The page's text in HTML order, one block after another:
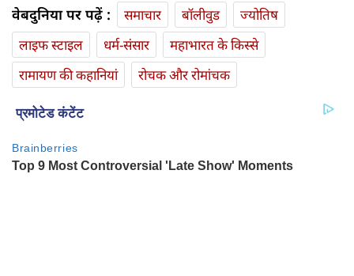
वेबदुनिया पर पढ़ें : समाचार बॉलीवुड
ज्योतिष
लाइफ स्‍टाइल
धर्म-संसार
महाभारत के किस्से
रामायण की कहानियां
रोचक और रोमांचक